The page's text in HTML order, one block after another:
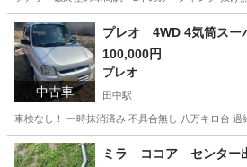
長野 上田市 田中駅 パーツ
中古車
プレオ 4WD 4
100,000円
プレオ
田中駅
車検なし！ 一時抹消済み 不具合無し 八万キロ台
長野 東御市 田中駅 プレオ 4WD
ミラ ココア センター